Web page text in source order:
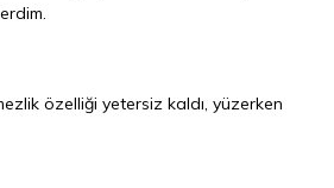
özelliği yetersiz kaldı, yüzerken